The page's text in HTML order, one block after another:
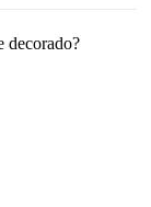
decorado?